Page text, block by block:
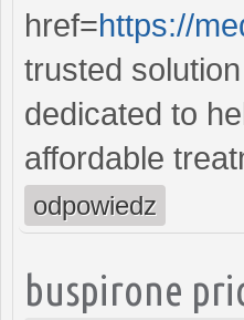
href=https://
trusted
dedicated to
affordable
odpowiedz
buspirone